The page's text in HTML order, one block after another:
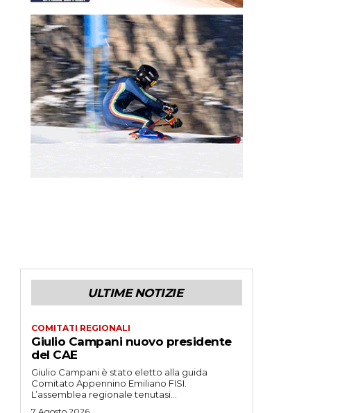
ULTIME NOTIZIE
COMITATI REGIONALI
Giulio Campani nuovo presidente
del CAE
Giulio Campani è stato eletto alla guida
Comitato Appennino Emiliano FISI.
L’assemblea regionale tenutasi...